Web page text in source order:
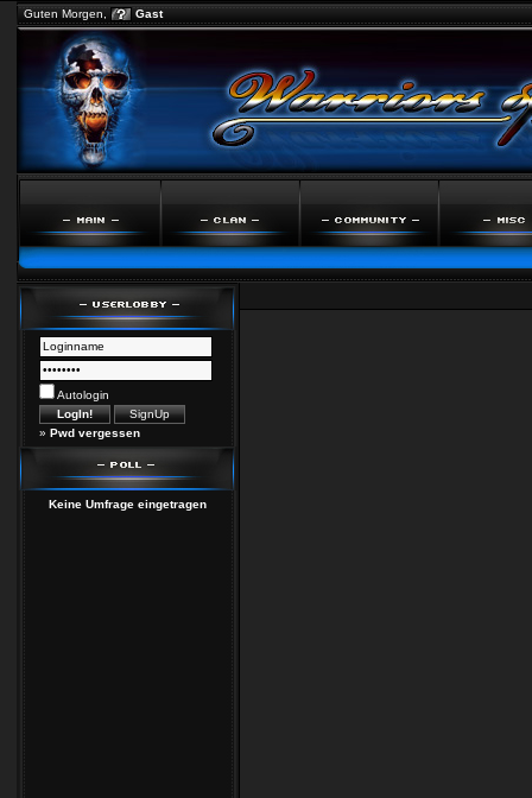
Guten Morgen, Gast
Autologin
» Pwd vergessen
Keine Umfrage eingetragen